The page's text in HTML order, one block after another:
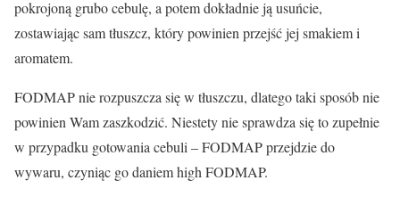
pokrojoną grubo cebulę, a potem dokładnie ją usuńcie,
zostawiając sam tłuszcz, który powinien przejść jej smakiem i
aromatem.
FODMAP nie rozpuszcza się w tłuszczu, dlatego taki sposób nie
powinien Wam zaszkodzić. Niestety nie sprawdza się to zupełnie
w przypadku gotowania cebuli – FODMAP przejdzie do
wywaru, czyniąc go daniem high FODMAP.